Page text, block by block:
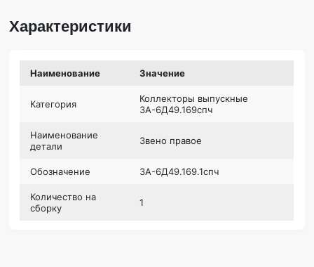
Характеристики
Наименование Значение
Категория
Коллекторы выпускные
3А-6Д49.169спч
Наименование
детали
Звено правое
Обозначение 3А-6Д49.169.1спч
Количество на
сборку
1